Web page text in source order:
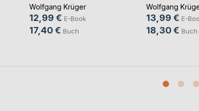
Wolfgang Krüger
12,99 € E-Book
17,40 € Buch
Wolfgang
13,99 € E-
18,30 € Buch